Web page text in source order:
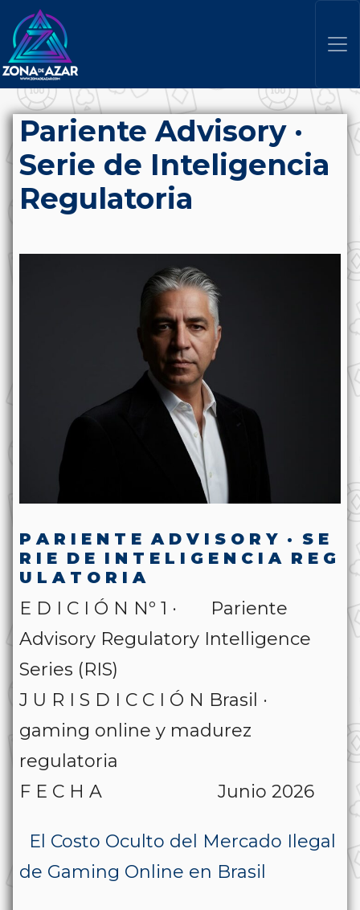
Pariente Advisory ·
Serie de Inteligencia
Regulatoria
P A R I E N T E A D V I S O R Y · S E
R I E D E I N T E L I G E N C I A R E G
U L A T O R I A
E D I C I Ó N Nº 1 · Pariente
Advisory Regulatory Intelligence
Series (RIS)
J U R I S D I C C I Ó N Brasil ·
gaming online y madurez
regulatoria
F E C H A Junio 2026
El Costo Oculto del Mercado Ilegal
de Gaming Online en Brasil